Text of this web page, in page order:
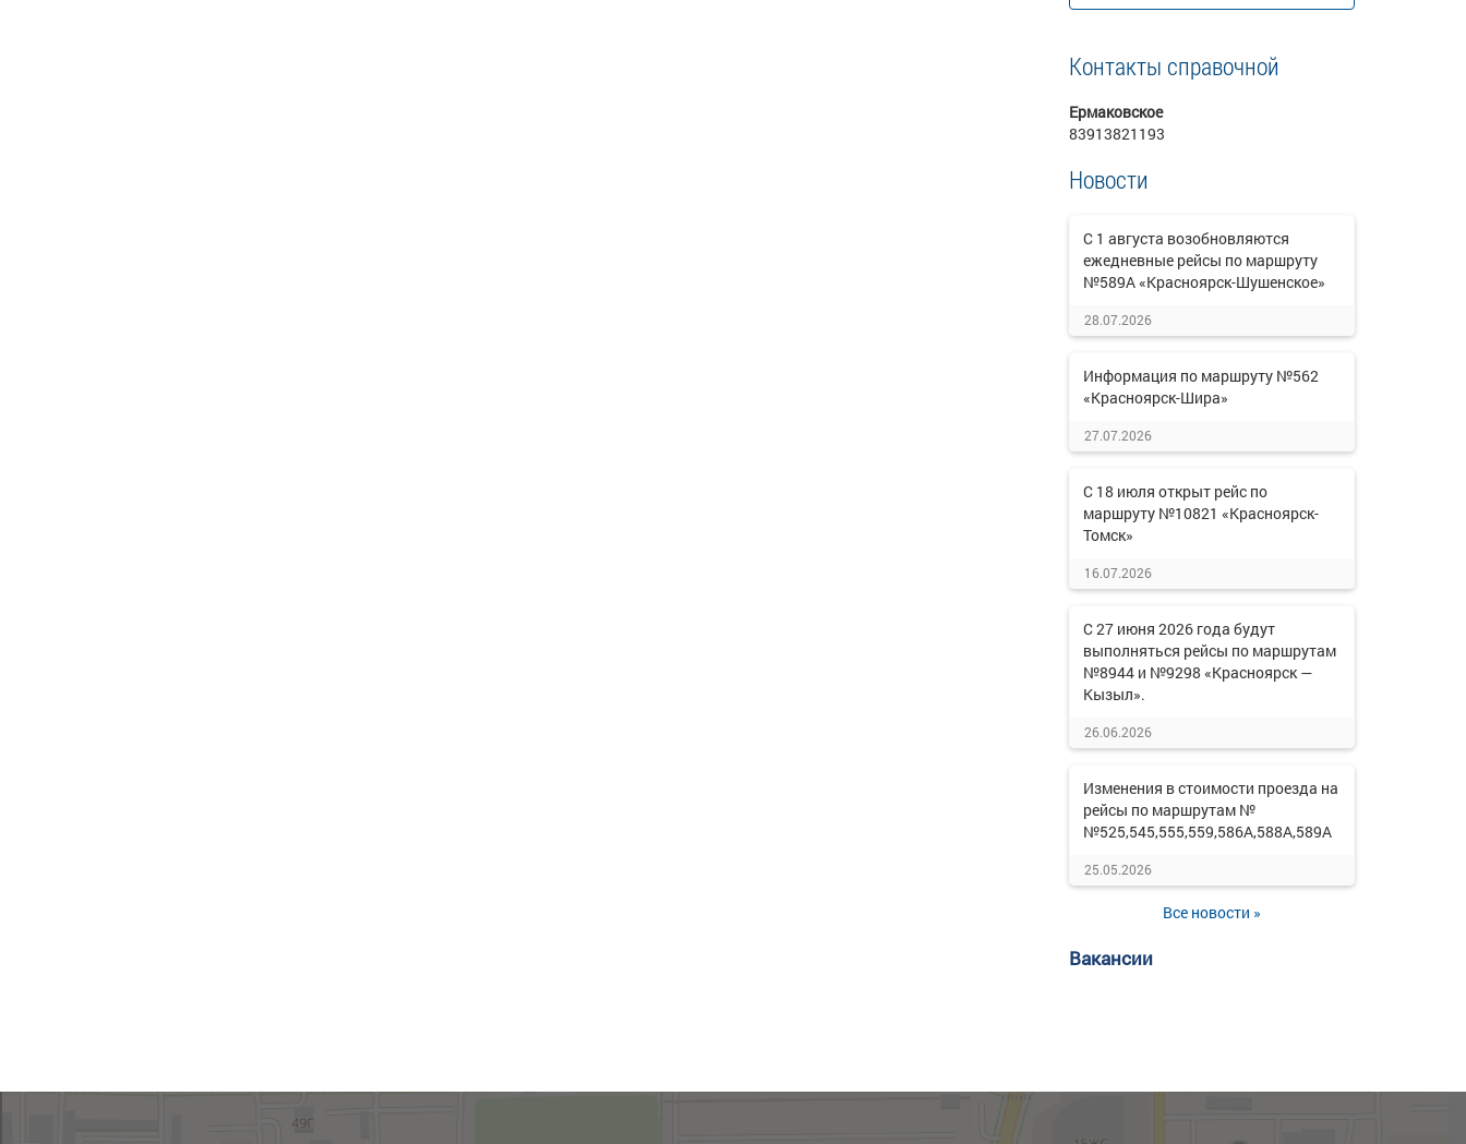
Контакты справочной
Ермаковское
83913821193
Новости
С 1 августа возобновляются
ежедневные рейсы по маршруту
№589А «Красноярск-Шушенское»
28.07.2026
Информация по маршруту №562
«Красноярск-Шира»
27.07.2026
С 18 июля открыт рейс по
маршруту №10821 «Красноярск-
Томск»
16.07.2026
С 27 июня 2026 года будут
выполняться рейсы по маршрутам
№8944 и №9298 «Красноярск —
Кызыл».
26.06.2026
Изменения в стоимости проезда на
рейсы по маршрутам №
№525,545,555,559,586А,588А,589А
25.05.2026
Все новости »
Вакансии